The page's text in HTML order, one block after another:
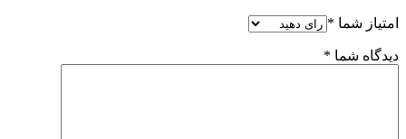
امتیاز شما *
دیدگاه شما *